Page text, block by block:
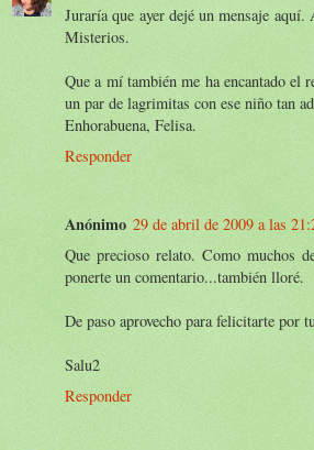
Juraría que ayer dejé un mensaje aquí.
Misterios.
Que a mí también me ha encantado el
un par de lagrimitas con ese niño tan
Enhorabuena, Felisa.
Responder
Anónimo 29 de abril de 2009 a las
Que precioso relato. Como muchos
ponerte un comentario...también lloré.
De paso aprovecho para felicitarte por
Salu2
Responder